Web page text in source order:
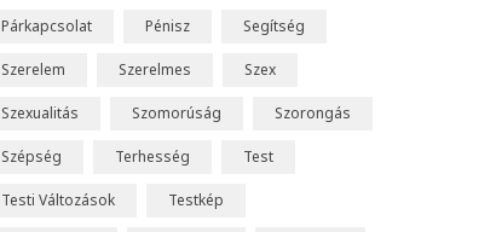
Párkapcsolat Pénisz Segítség
Szerelem Szerelmes Szex
Szexualitás Szomorúság Szorongás
Szépség Terhesség Test
Testi Változások Testkép